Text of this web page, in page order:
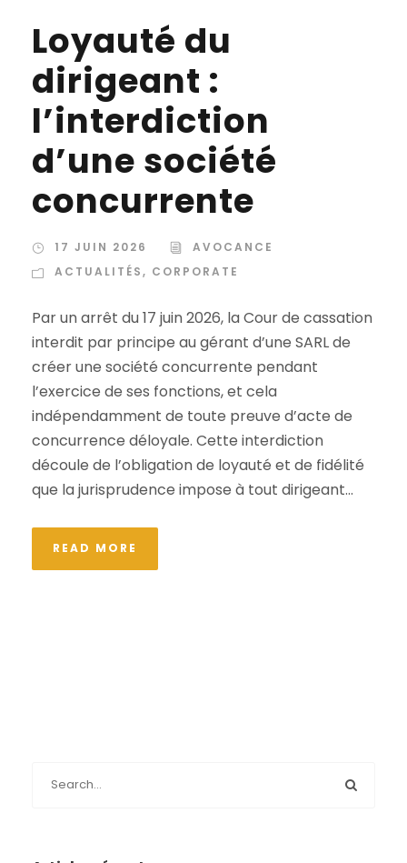
Loyauté du
dirigeant :
l’interdiction
d’une société
concurrente
17 JUIN 2026
AVOCANCE
ACTUALITÉS, CORPORATE
Par un arrêt du 17 juin 2026, la Cour de cassation
interdit par principe au gérant d’une SARL de
créer une société concurrente pendant
l’exercice de ses fonctions, et cela
indépendamment de toute preuve d’acte de
concurrence déloyale. Cette interdiction
découle de l’obligation de loyauté et de fidélité
que la jurisprudence impose à tout dirigeant...
READ MORE